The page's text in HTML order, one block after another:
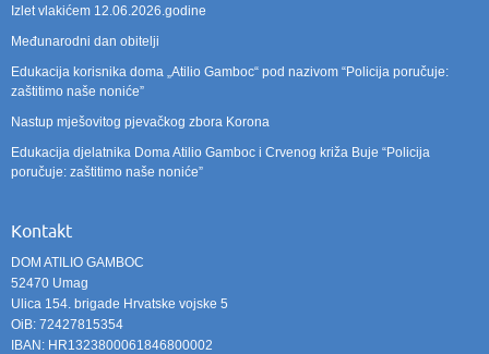
Izlet vlakićem 12.06.2026.godine
Međunarodni dan obitelji
Edukacija korisnika doma „Atilio Gamboc“ pod nazivom “Policija poručuje:
zaštitimo naše noniće”
Nastup mješovitog pjevačkog zbora Korona
Edukacija djelatnika Doma Atilio Gamboc i Crvenog križa Buje “Policija
poručuje: zaštitimo naše noniće”
Kontakt
DOM ATILIO GAMBOC
52470 Umag
Ulica 154. brigade Hrvatske vojske 5
OiB: 72427815354
IBAN: HR1323800061846800002